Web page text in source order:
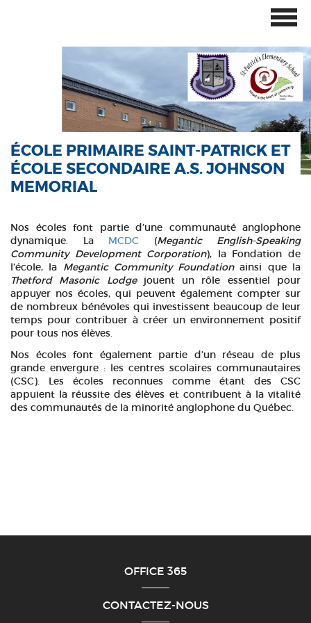
ÉCOLE PRIMAIRE SAINT-PATRICK ET
ÉCOLE SECONDAIRE A.S. JOHNSON
MEMORIAL
Nos écoles font partie d’une communauté anglophone
dynamique. La MCDC (Megantic English-Speaking
Community Development Corporation), la Fondation de
l’école, la Megantic Community Foundationainsi que la
Thetford Masonic Lodgejouent un rôle essentiel pour
appuyer nos écoles, qui peuvent également compter sur
de nombreux bénévoles qui investissent beaucoup de leur
temps pour contribuer à créer un environnement positif
pour tous nos élèves.
​Nos écoles font également partie d’un réseau de plus
grande envergure : les centres scolaires communautaires
(CSC). Les écoles reconnues comme étant des CSC
appuient la réussite des élèves et contribuent à la vitalité
des communautés de la minorité anglophone du Québec.
OFFICE 365
CONTACTEZ-NOUS